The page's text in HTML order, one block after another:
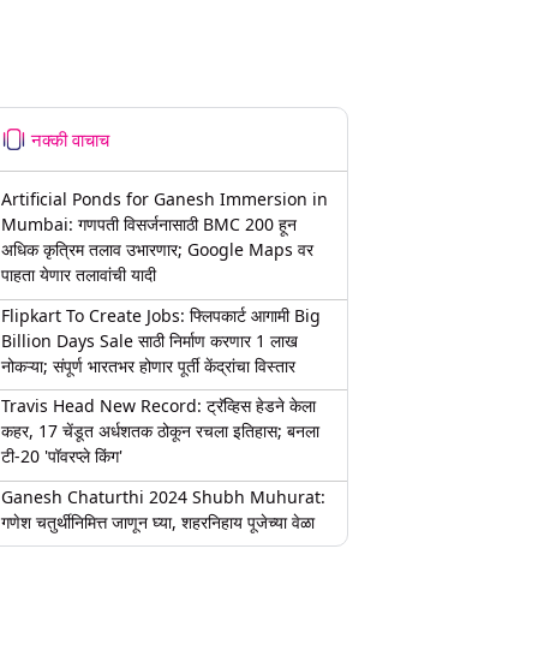
नक्की वाचाच
Artificial Ponds for Ganesh Immersion in
Mumbai: गणपती विसर्जनासाठी BMC 200 हून
अधिक कृत्रिम तलाव उभारणार; Google Maps वर
पाहता येणार तलावांची यादी
Flipkart To Create Jobs: फ्लिपकार्ट आगामी Big
Billion Days Sale साठी निर्माण करणार 1 लाख
नोकऱ्या; संपूर्ण भारतभर होणार पूर्ती केंद्रांचा विस्तार
Travis Head New Record: ट्रॅव्हिस हेडने केला
कहर, 17 चेंडूत अर्धशतक ठोकून रचला इतिहास; बनला
टी-20 'पॉवरप्ले किंग'
Ganesh Chaturthi 2024 Shubh Muhurat:
गणेश चतुर्थीनिमित्त जाणून घ्या, शहरनिहाय पूजेच्या वेळा